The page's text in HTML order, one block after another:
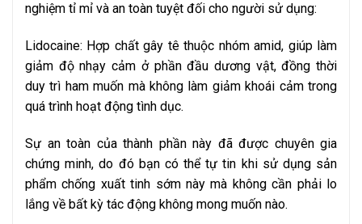
nghiệm tỉ mỉ và an toàn tuyệt đối cho người sử dụng:
Lidocaine: Hợp chất gây tê thuộc nhóm amid, giúp làm
giảm độ nhạy cảm ở phần đầu dương vật, đồng thời
duy trì ham muốn mà không làm giảm khoái cảm trong
quá trình hoạt động tình dục.
Sự an toàn của thành phần này đã được chuyên gia
chứng minh, do đó bạn có thể tự tin khi sử dụng sản
phẩm chống xuất tinh sớm này mà không cần phải lo
lắng về bất kỳ tác động không mong muốn nào.